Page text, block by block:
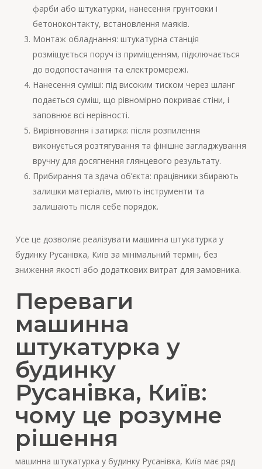
фарби або штукатурки, нанесення грунтовки і
бетоноконтакту, встановлення маяків.
Монтаж обладнання: штукатурна станція
розміщується поруч із приміщенням, підключається
до водопостачання та електромережі.
Нанесення суміші: під високим тиском через шланг
подається суміш, що рівномірно покриває стіни, і
заповнює всі нерівності.
Вирівнювання і затирка: після розпилення
виконується розтягування та фінішне загладжування
вручну для досягнення глянцевого результату.
Прибирання та здача об’єкта: працівники збирають
залишки матеріалів, миють інструменти та
залишають після себе порядок.
Усе це дозволяє реалізувати машинна штукатурка у
будинку Русанівка, Київ за мінімальний термін, без
зниження якості або додаткових витрат для замовника.
Переваги
машинна
штукатурка у
будинку
Русанівка, Київ:
чому це розумне
рішення
машинна штукатурка у будинку Русанівка, Київ має ряд